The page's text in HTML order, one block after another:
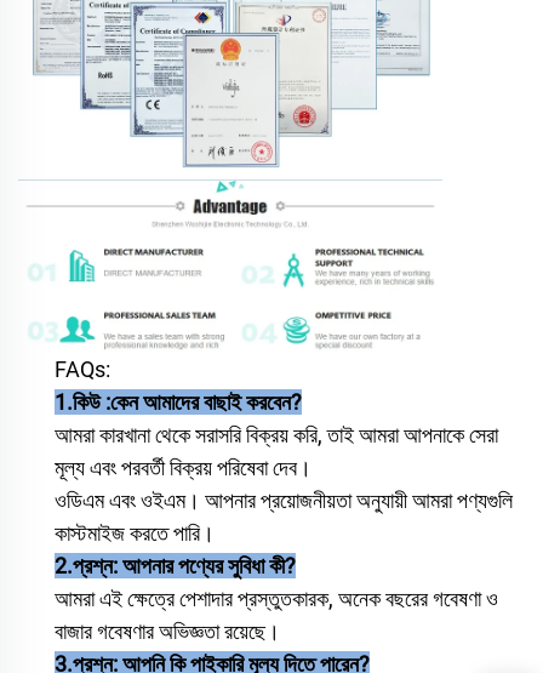
FAQs:
1.কিউ:কেন আমাদের বাছাই করবেন?
আমরা কারখানা থেকে সরাসরি বিক্রয় করি, তাই আমরা আপনাকে সেরা
মূল্য এবং পরবর্তী বিক্রয় পরিষেবা দেব।
ওডিএম এবং ওইএম। আপনার প্রয়োজনীয়তা অনুযায়ী আমরা পণ্যগুলি
কাস্টমাইজ করতে পারি।
2.প্রশ্ন:আপনার পণ্যের সুবিধা কী?
আমরা এই ক্ষেত্রে পেশাদার প্রস্তুতকারক, অনেক বছরের গবেষণা ও
বাজার গবেষণার অভিজ্ঞতা রয়েছে।
3.প্রশ্ন: আপনি কি পাইকারি মূল্য দিতে পারেন?